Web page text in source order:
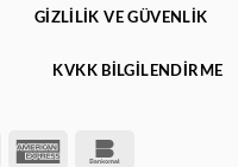
Maestro American
GIZLILIK VE GÜVENLIK
KVKK BİLGİLENDİRME